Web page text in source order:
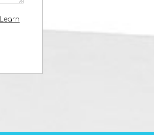
Learn